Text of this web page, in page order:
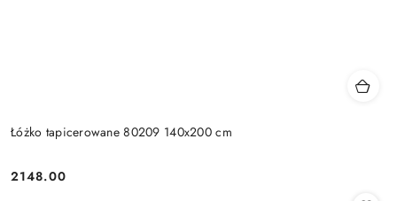
Łóżko tapicerowane 80209 140x200 cm
Cena:
2148.00